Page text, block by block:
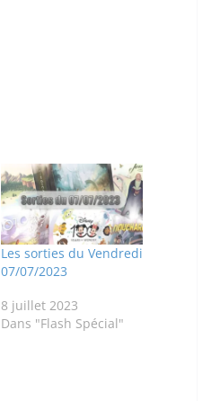
Les sorties du Vendredi
07/07/2023
8 juillet 2023
Dans "Flash Spécial"